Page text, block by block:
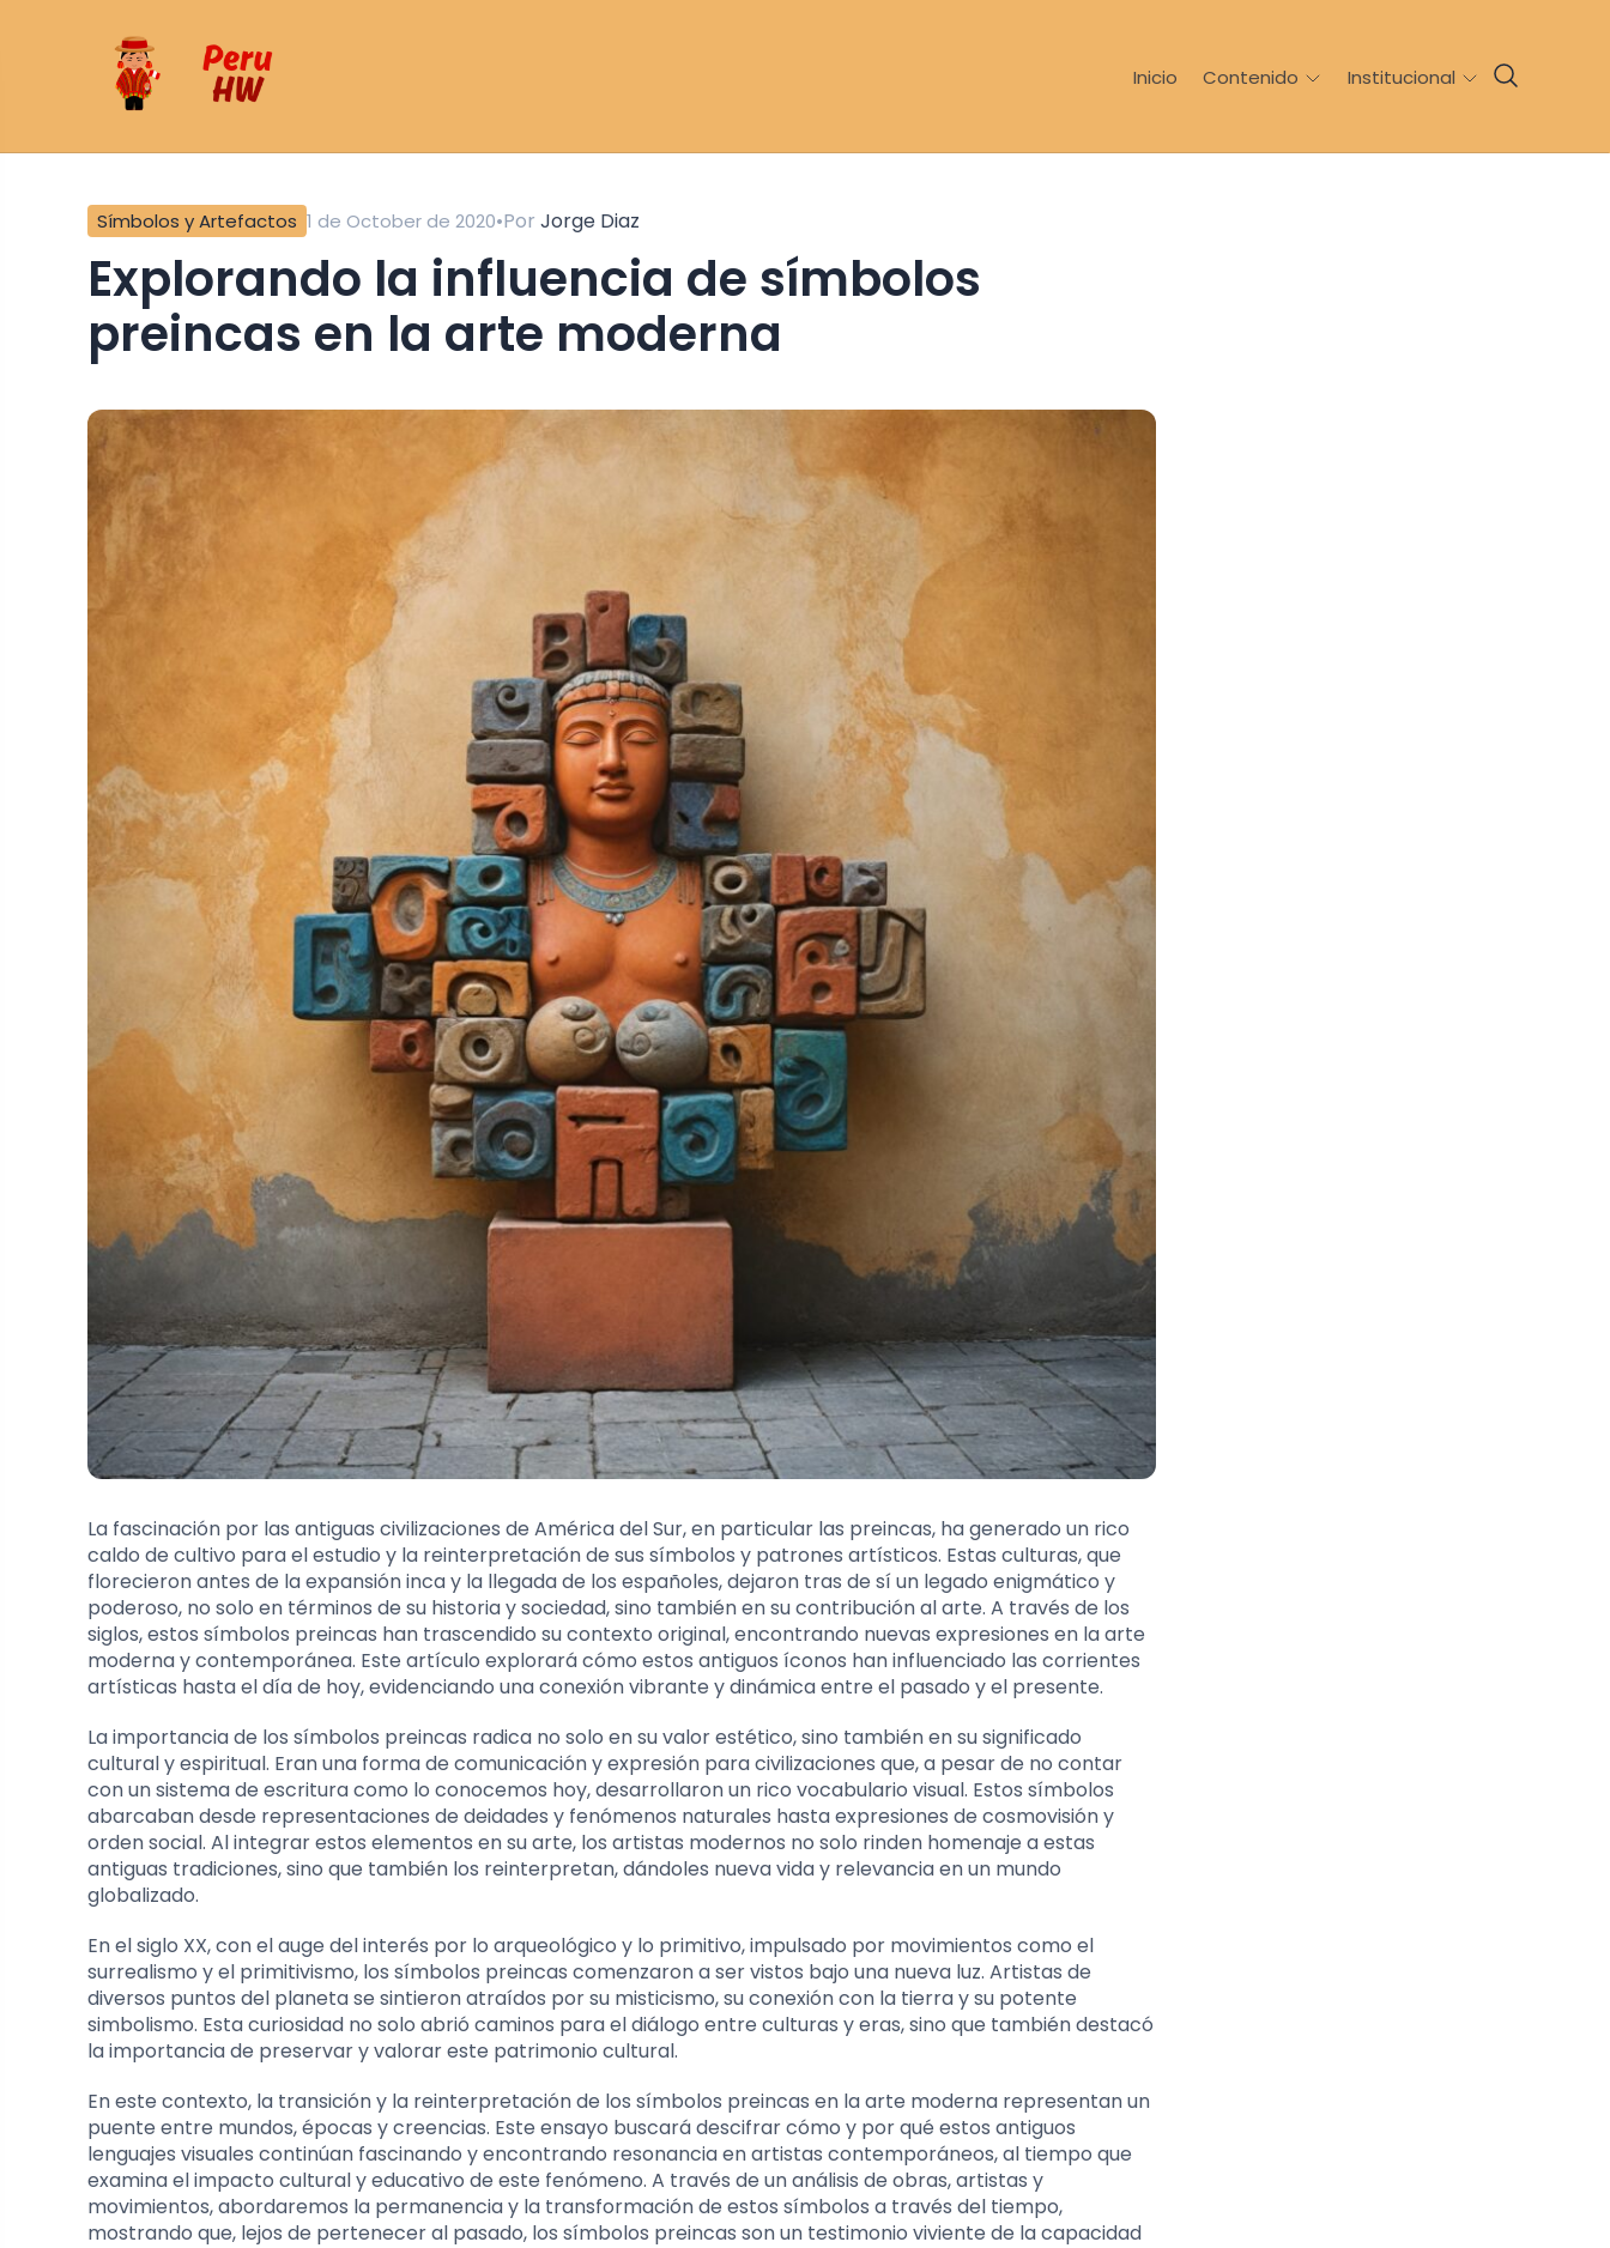
Inicio Contenido Institucional
Símbolos y Artefactos 1 de October de 2020•Por Jorge Diaz
Explorando la influencia de símbolos
preincas en la arte moderna
La fascinación por las antiguas civilizaciones de América del Sur, en particular las preincas, ha generado un rico
caldo de cultivo para el estudio y la reinterpretación de sus símbolos y patrones artísticos. Estas culturas, que
florecieron antes de la expansión inca y la llegada de los españoles, dejaron tras de sí un legado enigmático y
poderoso, no solo en términos de su historia y sociedad, sino también en su contribución al arte. A través de los
siglos, estos símbolos preincas han trascendido su contexto original, encontrando nuevas expresiones en la arte
moderna y contemporánea. Este artículo explorará cómo estos antiguos íconos han influenciado las corrientes
artísticas hasta el día de hoy, evidenciando una conexión vibrante y dinámica entre el pasado y el presente.
La importancia de los símbolos preincas radica no solo en su valor estético, sino también en su significado
cultural y espiritual. Eran una forma de comunicación y expresión para civilizaciones que, a pesar de no contar
con un sistema de escritura como lo conocemos hoy, desarrollaron un rico vocabulario visual. Estos símbolos
abarcaban desde representaciones de deidades y fenómenos naturales hasta expresiones de cosmovisión y
orden social. Al integrar estos elementos en su arte, los artistas modernos no solo rinden homenaje a estas
antiguas tradiciones, sino que también los reinterpretan, dándoles nueva vida y relevancia en un mundo
globalizado.
En el siglo XX, con el auge del interés por lo arqueológico y lo primitivo, impulsado por movimientos como el
surrealismo y el primitivismo, los símbolos preincas comenzaron a ser vistos bajo una nueva luz. Artistas de
diversos puntos del planeta se sintieron atraídos por su misticismo, su conexión con la tierra y su potente
simbolismo. Esta curiosidad no solo abrió caminos para el diálogo entre culturas y eras, sino que también destacó
la importancia de preservar y valorar este patrimonio cultural.
En este contexto, la transición y la reinterpretación de los símbolos preincas en la arte moderna representan un
puente entre mundos, épocas y creencias. Este ensayo buscará descifrar cómo y por qué estos antiguos
lenguajes visuales continúan fascinando y encontrando resonancia en artistas contemporáneos, al tiempo que
examina el impacto cultural y educativo de este fenómeno. A través de un análisis de obras, artistas y
movimientos, abordaremos la permanencia y la transformación de estos símbolos a través del tiempo,
mostrando que, lejos de pertenecer al pasado, los símbolos preincas son un testimonio viviente de la capacidad